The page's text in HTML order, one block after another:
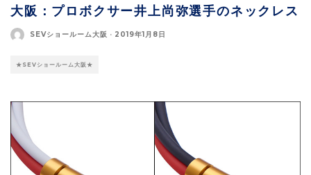
大阪：プロボクサー井上尚弥選手のネックレス
SEVショールーム大阪 · 2019年1月8日
★SEVショールーム大阪★